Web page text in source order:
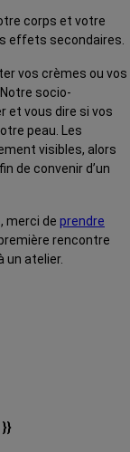
corps et votre
effets secondaires.
vos crèmes ou vos
socio-
et vous dire si vos
peau. Les
visibles, alors
de convenir d’un
merci de prendre
rencontre
un atelier.
}}